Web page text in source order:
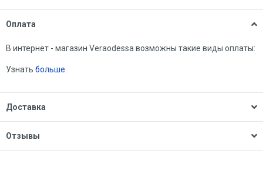
Оплата
В интернет - магазин Veraodessa возможны такие виды оплаты:
Узнать больше.
Доставка
Отзывы